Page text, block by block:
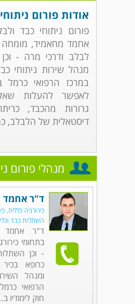
אודות פורום
פורום ניתוחי כבד
אחמד מחאמיד, מומחה
לבלב ודרכי מרה -
מנהל שירות ניתוחי
במרכז הרפואי
לאפשר להעלות
גרורות מהכבד,
דיסטאלית של הלבלב,
מנהלי פורום
ד"ר אחמד
כירורגיה כללית,
השתלות כבד
ד"ר אחמד
בתחומי
- וכן
כרופא
ומנהל
הרפואי
חוק לימודיו